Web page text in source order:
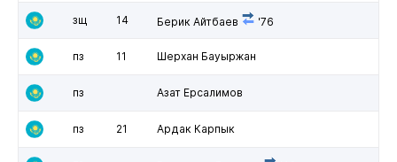
зщ 14 Берик Айтбаев '76
пз 11 Шерхан Бауыржан
пз Азат Ерсалимов
пз 21 Ардак Карпык